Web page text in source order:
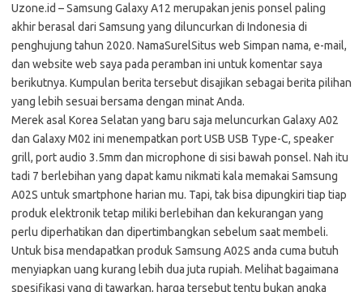
Uzone.id – Samsung Galaxy A12 merupakan jenis ponsel paling
akhir berasal dari Samsung yang diluncurkan di Indonesia di
penghujung tahun 2020. NamaSurelSitus web Simpan nama, e-mail,
dan website web saya pada peramban ini untuk komentar saya
berikutnya. Kumpulan berita tersebut disajikan sebagai berita pilihan
yang lebih sesuai bersama dengan minat Anda.
Merek asal Korea Selatan yang baru saja meluncurkan Galaxy A02
dan Galaxy M02 ini menempatkan port USB USB Type-C, speaker
grill, port audio 3.5mm dan microphone di sisi bawah ponsel. Nah itu
tadi 7 berlebihan yang dapat kamu nikmati kala memakai Samsung
A02S untuk smartphone harian mu. Tapi, tak bisa dipungkiri tiap tiap
produk elektronik tetap miliki berlebihan dan kekurangan yang
perlu diperhatikan dan dipertimbangkan sebelum saat membeli.
Untuk bisa mendapatkan produk Samsung A02S anda cuma butuh
menyiapkan uang kurang lebih dua juta rupiah. Melihat bagaimana
spesifikasi yang di tawarkan, harga tersebut tentu bukan angka